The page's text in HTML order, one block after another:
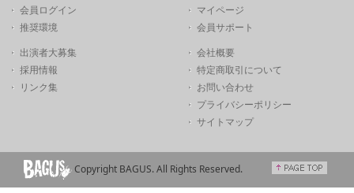
会員ログイン
推奨環境
マイページ
会員サポート
出演者大募集
採用情報
リンク集
会社概要
特定商取引について
お問い合わせ
プライバシーポリシー
サイトマップ
Copyright BAGUS. All Rights Reserved.